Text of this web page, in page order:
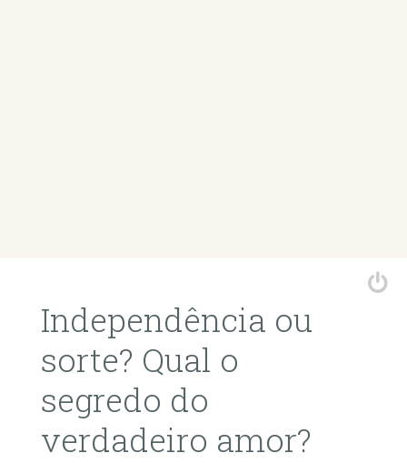
Independência ou
sorte? Qual o
segredo do
verdadeiro amor?